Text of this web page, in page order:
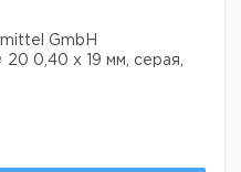
GmbH
0,40 x 19 мм, серая,